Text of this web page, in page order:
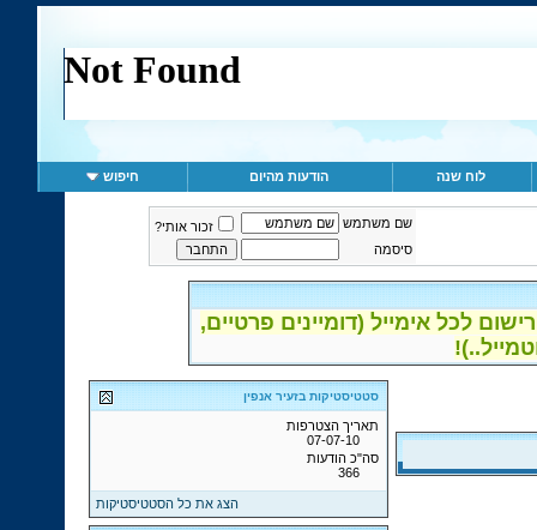
לוח שנה הודעות מהיום חיפוש
שם משתמש
זכור אותי?
סיסמה
לכל אימייל (דומיינים פרטיים,
סטטיסטיקות בזעיר אנפין
תאריך הצטרפות
07-07-10
סה"כ הודעות
366
הצג את כל הסטטיסטיקות